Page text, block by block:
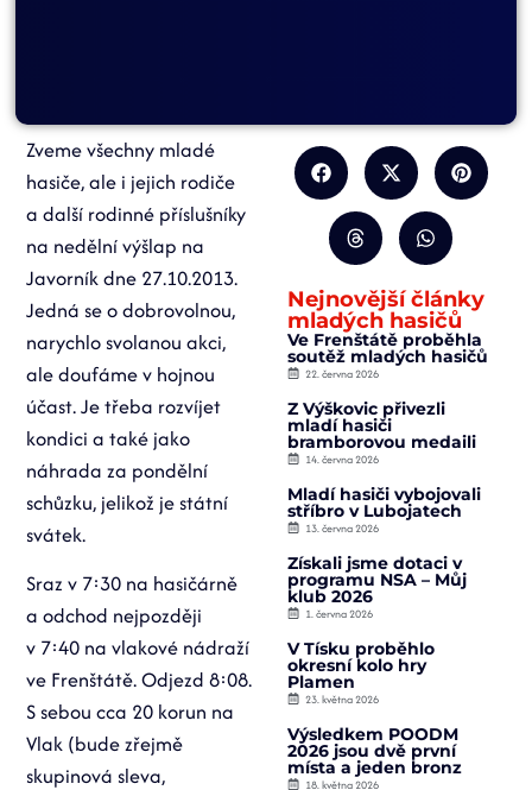
Zveme všechny mladé
hasiče, ale i jejich rodiče
a další rodinné příslušníky
na nedělní výšlap na
Javorník dne 27.10.2013.
Jedná se o dobrovolnou,
narychlo svolanou akci,
ale doufáme v hojnou
účast. Je třeba rozvíjet
kondici a také jako
náhrada za pondělní
schůzku, jelikož je státní
svátek.
Sraz v 7:30 na hasičárně
a odchod nejpozději
v 7:40 na vlakové nádraží
ve Frenštátě. Odjezd 8:08.
S sebou cca 20 korun na
Vlak (bude zřejmě
skupinová sleva,
Nejnovější články
mladých hasičů
Ve Frenštátě proběhla
soutěž mladých hasičů
22. června 2026
Z Výškovic přivezli
mladí hasiči
bramborovou medaili
14. června 2026
Mladí hasiči vybojovali
stříbro v Lubojatech
13. června 2026
Získali jsme dotaci v
programu NSA – Můj
klub 2026
1. června 2026
V Tísku proběhlo
okresní kolo hry
Plamen
23. května 2026
Výsledkem POODM
2026 jsou dvě první
místa a jeden bronz
18. května 2026